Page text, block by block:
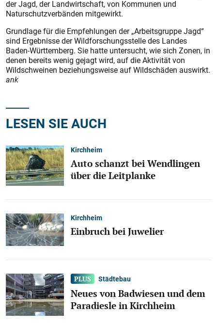
der Jagd, der Landwirtschaft, von Kommunen und
Naturschutzverbänden mitgewirkt.
Grundlage für die Empfehlungen der „Arbeitsgruppe Jagd“
sind Ergebnisse der Wildforschungsstelle des Landes
Baden-Württemberg. Sie hatte untersucht, wie sich Zonen, in
denen bereits wenig gejagt wird, auf die Aktivität von
Wildschweinen beziehungsweise auf Wildschäden auswirkt.
ank
LESEN SIE AUCH
Kirchheim
Auto schanzt bei Wendlingen
über die Leitplanke
Kirchheim
Einbruch bei Juwelier
Städtebau
Neues von Badwiesen und dem
Paradiesle in Kirchheim